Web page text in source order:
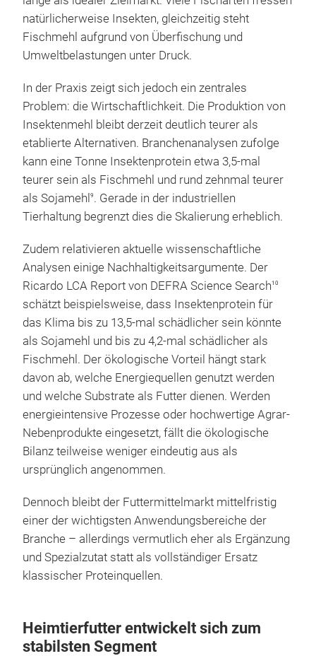
natürlicherweise Insekten, gleichzeitig steht
Fischmehl aufgrund von Überfischung und
Umweltbelastungen unter Druck.
In der Praxis zeigt sich jedoch ein zentrales
Problem: die Wirtschaftlichkeit. Die Produktion von
Insektenmehl bleibt derzeit deutlich teurer als
etablierte Alternativen. Branchenanalysen zufolge
kann eine Tonne Insektenprotein etwa 3,5-mal
teurer sein als Fischmehl und rund zehnmal teurer
als Sojamehl 9 . Gerade in der industriellen
Tierhaltung begrenzt dies die Skalierung erheblich.
Zudem relativieren aktuelle wissenschaftliche
Analysen einige Nachhaltigkeitsargumente. Der
Ricardo LCA Report von DEFRA Science Search10
schätzt beispielsweise, dass Insektenprotein für
das Klima bis zu 13,5-mal schädlicher sein könnte
als Sojamehl und bis zu 4,2-mal schädlicher als
Fischmehl. Der ökologische Vorteil hängt stark
davon ab, welche Energiequellen genutzt werden
und welche Substrate als Futter dienen. Werden
energieintensive Prozesse oder hochwertige Agrar-
Nebenprodukte eingesetzt, fällt die ökologische
Bilanz teilweise weniger eindeutig aus als
ursprünglich angenommen.
Dennoch bleibt der Futtermittelmarkt mittelfristig
einer der wichtigsten Anwendungsbereiche der
Branche – allerdings vermutlich eher als Ergänzung
und Spezialzutat statt als vollständiger Ersatz
klassischer Proteinquellen.
Heimtierfutter entwickelt sich zum
stabilsten Segment